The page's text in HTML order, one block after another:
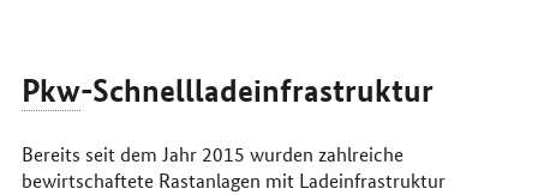
Pkw-Schnellladeinfrastruktur
Bereits seit dem Jahr 2015 wurden zahlreiche
bewirtschaftete Rastanlagen mit Ladeinfrastruktur